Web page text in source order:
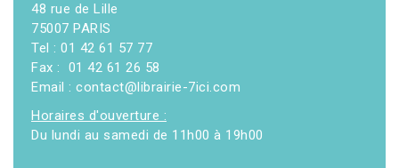
48 rue de Lille
75007 PARIS
Tel : 01 42 61 57 77
Fax : 01 42 61 26 58
Email : contact@librairie-7ici.com
Horaires d'ouverture :
Du lundi au samedi de 11h00 à 19h00